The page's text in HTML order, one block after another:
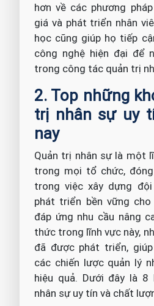
hơn về các phương
giá và phát triển nhân
học cũng giúp họ tiếp
công nghệ hiện đại để
trong công tác quản trị
2. Top những
trị nhân sự uy
nay
Quản trị nhân sự là một
trong mọi tổ chức,
trong việc xây dựng
phát triển bền vững
đáp ứng nhu cầu nâng
thức trong lĩnh vực này,
đã được phát triển,
các chiến lược quản lý
hiệu quả. Dưới đây là 8
nhân sự uy tín và chất